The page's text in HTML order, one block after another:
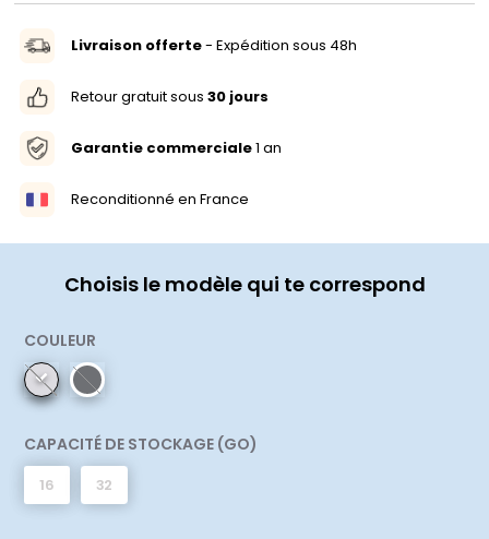
Livraison offerte- Expédition sous 48h
Retour gratuit sous 30 jours
Garantie commerciale1 an
Reconditionné en France
Choisis le modèle qui te correspond
COULEUR
CAPACITÉ DE STOCKAGE (GO)
16 32